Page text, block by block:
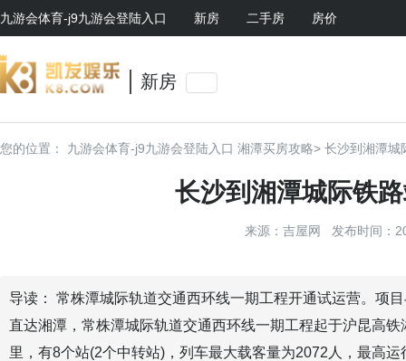
九游会体育-j9九游会登陆入口 新房 二手房 房价
新房
您的位置： 九游会体育-j9九游会登陆入口 湘潭买房攻略> 长沙到湘潭城
长沙到湘潭城际铁
来源：吉屋网 发布时间：
导读： 常株潭城际轨道交通西环线一期工程开通试运营。项
直达湘潭，常株潭城际轨道交通西环线一期工程起于沪昆高
里，有8个站(2个中转站)，列车最大载客量为2072人，最高